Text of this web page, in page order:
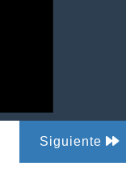
Siguiente